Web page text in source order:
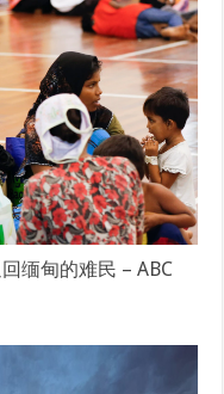
缅甸的难民 – ABC